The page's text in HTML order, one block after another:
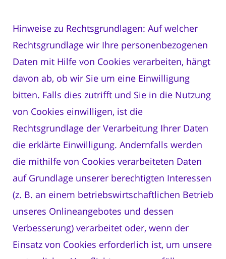
Hinweise zu Rechtsgrundlagen: Auf welcher
Rechtsgrundlage wir Ihre personenbezogenen
Daten mit Hilfe von Cookies verarbeiten, hängt
davon ab, ob wir Sie um eine Einwilligung
bitten. Falls dies zutrifft und Sie in die Nutzung
von Cookies einwilligen, ist die
Rechtsgrundlage der Verarbeitung Ihrer Daten
die erklärte Einwilligung. Andernfalls werden
die mithilfe von Cookies verarbeiteten Daten
auf Grundlage unserer berechtigten Interessen
(z. B. an einem betriebswirtschaftlichen Betrieb
unseres Onlineangebotes und dessen
Verbesserung) verarbeitet oder, wenn der
Einsatz von Cookies erforderlich ist, um unsere